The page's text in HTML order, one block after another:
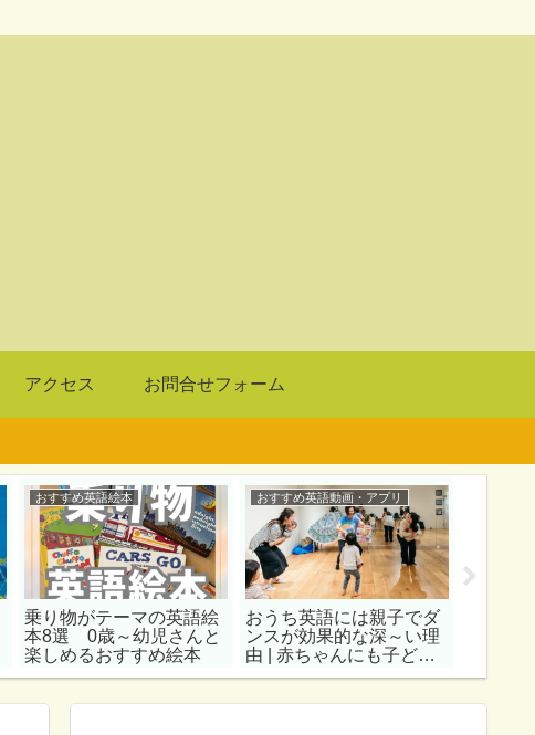
アクセス お問合せフォーム
おすすめ英語絵本
乗り物がテーマの英語絵
本8選 0歳～幼児さんと
楽しめるおすすめ絵本
おすすめ英語動画・アプリ
おうち英語には親子でダ
ンスが効果的な深～い理
由 | 赤ちゃんにも子ども
にもおすすめ英語歌10選